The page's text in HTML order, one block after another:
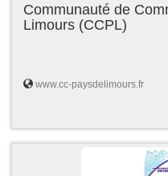
Communauté de
Limours (CCPL)
www.cc-paysdelimours.fr